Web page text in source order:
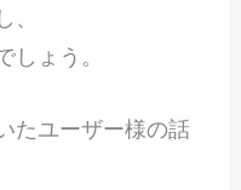
ょう。
たユーザー様の話